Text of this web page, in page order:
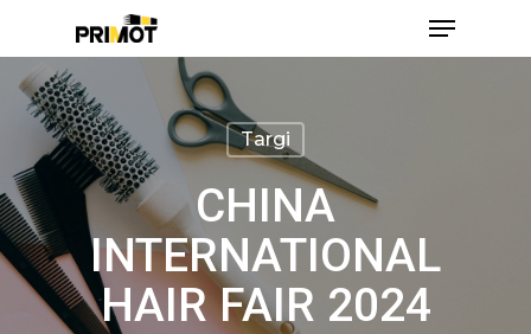
main
content
Menu
Targi
CHINA
INTERNATIONAL
HAIR FAIR 2024